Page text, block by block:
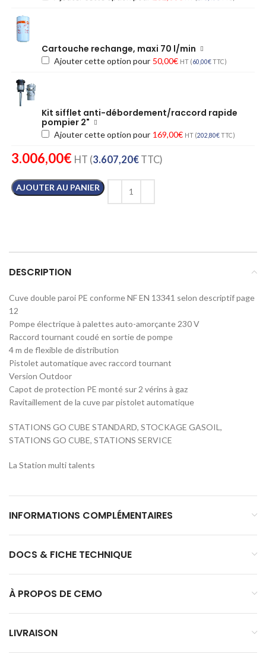
Cartouche rechange, maxi 70 l/min
Ajouter cette option pour 50,00€ HT (60,00€TTC)
Kit sifflet anti-débordement/raccord rapide
pompier 2"
Ajouter cette option pour 169,00€ HT (202,80€TTC)
3.006,00€ HT (3.607,20€ TTC)
AJOUTER AU PANIER
DESCRIPTION
Cuve double paroi PE conforme NF EN 13341 selon descriptif page
12
Pompe électrique à palettes auto-amorçante 230 V
Raccord tournant coudé en sortie de pompe
4 m de flexible de distribution
Pistolet automatique avec raccord tournant
Version Outdoor
Capot de protection PE monté sur 2 vérins à gaz
Ravitaillement de la cuve par pistolet automatique
STATIONS GO CUBE STANDARD, STOCKAGE GASOIL,
STATIONS GO CUBE, STATIONS SERVICE
La Station multi talents
INFORMATIONS COMPLÉMENTAIRES
DOCS & FICHE TECHNIQUE
À PROPOS DE CEMO
LIVRAISON